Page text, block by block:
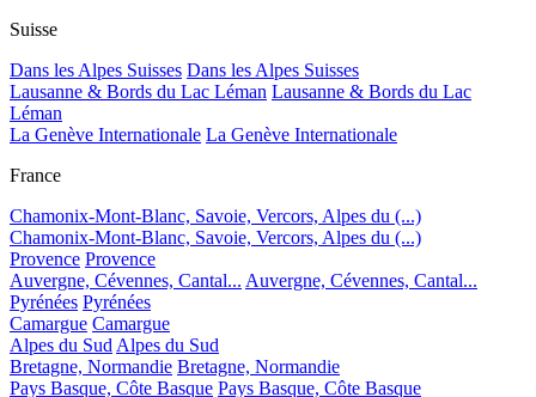
Suisse
Dans les Alpes Suisses Dans les Alpes Suisses
Lausanne & Bords du Lac Léman Lausanne & Bords du Lac
Léman
La Genève Internationale La Genève Internationale
France
Chamonix-Mont-Blanc, Savoie, Vercors, Alpes du (...)
Chamonix-Mont-Blanc, Savoie, Vercors, Alpes du (...)
Provence Provence
Auvergne, Cévennes, Cantal... Auvergne, Cévennes, Cantal...
Pyrénées Pyrénées
Camargue Camargue
Alpes du Sud Alpes du Sud
Bretagne, Normandie Bretagne, Normandie
Pays Basque, Côte Basque Pays Basque, Côte Basque